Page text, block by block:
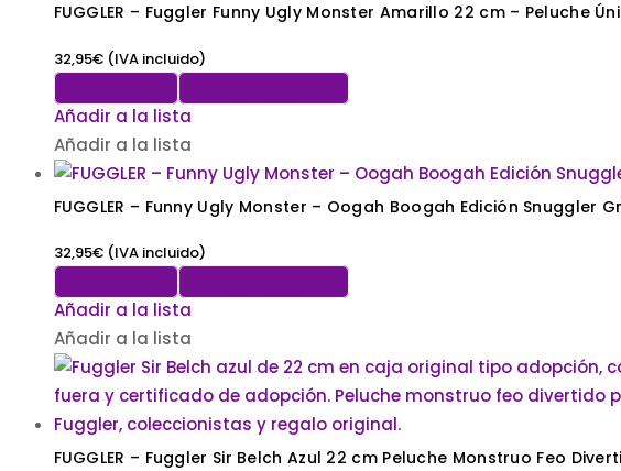
FUGGLER – Fuggler Funny Ugly Monster Amarillo 22 cm –
32,95€ (IVA incluido)
Añadir a la lista
Añadir a la lista
FUGGLER – Funny Ugly Monster – Oogah Boogah Edición Snuggler
32,95€ (IVA incluido)
Añadir a la lista
Añadir a la lista
FUGGLER – Fuggler Sir Belch Azul 22 cm Peluche Monstruo Feo